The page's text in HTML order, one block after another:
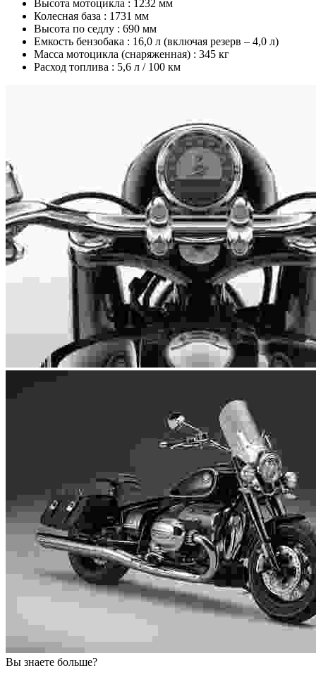
Высота мотоцикла : 1232 мм
Колесная база : 1731 мм
Высота по седлу : 690 мм
Емкость бензобака : 16,0 л (включая резерв – 4,0 л)
Масса мотоцикла (снаряженная) : 345 кг
Расход топлива : 5,6 л / 100 км
Вы знаете больше?